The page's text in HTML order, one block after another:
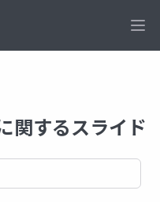
するスライド